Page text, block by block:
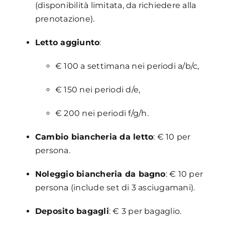
(disponibilità limitata, da richiedere alla
prenotazione).
Letto aggiunto:
€ 100 a settimana nei periodi a/b/c,
€ 150 nei periodi d/e,
€ 200 nei periodi f/g/h.
Cambio biancheria da letto: € 10 per
persona.
Noleggio biancheria da bagno: € 10 per
persona (include set di 3 asciugamani).
Deposito bagagli: € 3 per bagaglio.